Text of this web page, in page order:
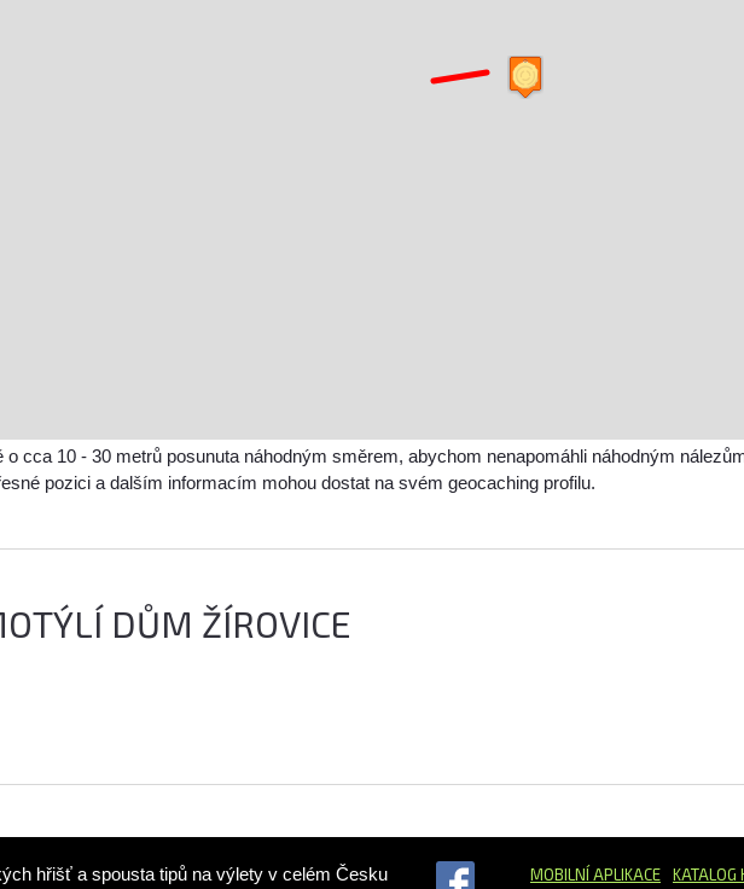
o cca 10 - 30 metrů posunuta náhodným směrem, abychom nenapomáhli náhodným
pozici a dalším informacím mohou dostat na svém geocaching profilu.
DŮM ŽÍROVICE
hřišť a spousta tipů na výlety v celém Česku MOBILNÍ APLIKACE KATALOG